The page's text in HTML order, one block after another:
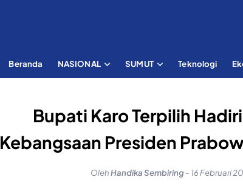
Beranda NASIONAL SUMUT Teknologi
Bupati Karo Terpilih
Kebangsaan Presiden
OlehHandika Sembiring- 16 Februari